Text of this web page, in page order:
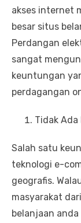
akses internet
besar situs
Perdangan
sangat
keuntungan
perdagangan
Tidak
Salah satu
teknologi e-
geografis.
masyarakat
belanjaan